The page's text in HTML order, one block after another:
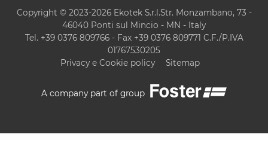
Copyright © 2023-2026 Ekotek S.r.l.Str. Monzambano, 73 -
46040 Ponti sul Mincio - MN - Italy
Tel. +39 0376 809766 - Fax +39 0376 809771 C.F./P.IVA
01767530205
Privacy e Cookie policy
Sitemap
A company part of group